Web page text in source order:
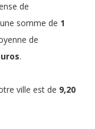
de
somme de 1
de
.
ville est de 9,20